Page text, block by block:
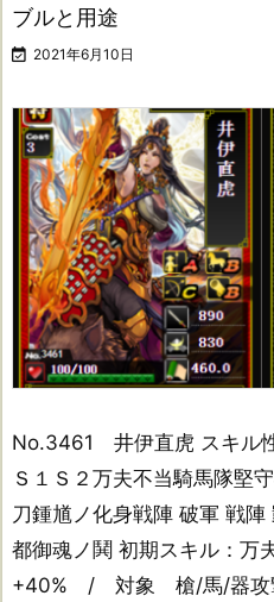
ブルと用途
 2021年6月10日
No.3461 井伊直虎 スキル
Ｓ１Ｓ２万夫不当騎馬隊堅
刀鍾馗ノ化身戦陣 破軍 戦
都御魂ノ鬨 初期スキル：万
+40% / 対象 槍/馬/器攻